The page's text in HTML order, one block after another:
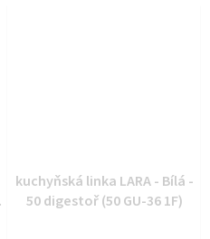
kuchyňská linka LARA - Bílá -
50 digestoř (50 GU-36 1F)